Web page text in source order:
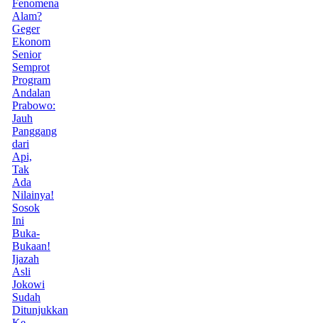
Fenomena
Alam?
Geger
Ekonom
Senior
Semprot
Program
Andalan
Prabowo:
Jauh
Panggang
dari
Api,
Tak
Ada
Nilainya!
Sosok
Ini
Buka-
Bukaan!
Ijazah
Asli
Jokowi
Sudah
Ditunjukkan